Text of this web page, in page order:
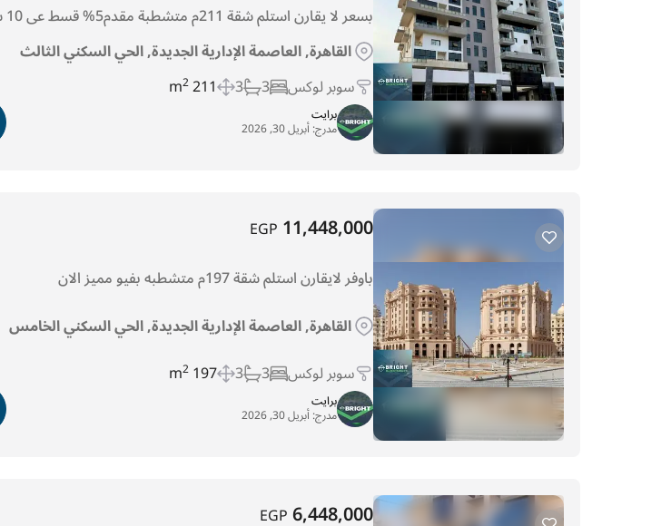
بسعر لا يقارن استلم شقة 211م متشطبة مقدم5% قسط عى 10 سنوات
القاهرة, العاصمة الإدارية الجديدة, الحي السكني الثالث
سوبر لوكس 3
3
211 m
2
برايت
مدرج:أبريل 30, 2026
11,448,000
EGP
باوفر لايقارن استلم شقة 197م متشطبه بفيو مميز الان
القاهرة, العاصمة الإدارية الجديدة, الحي السكني الخامس
سوبر لوكس 3
3
197 m
2
برايت
مدرج:أبريل 30, 2026
6,448,000
EGP